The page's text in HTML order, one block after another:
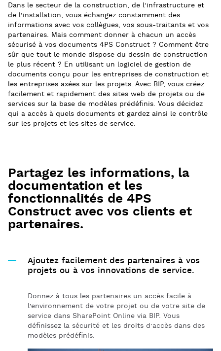
Dans le secteur de la construction, de l’infrastructure et
de l’installation, vous échangez constamment des
informations avec vos collègues, vos sous-traitants et vos
partenaires. Mais comment donner à chacun un accès
sécurisé à vos documents 4PS Construct ? Comment être
sûr que tout le monde dispose du dessin de construction
le plus récent ? En utilisant un logiciel de gestion de
documents conçu pour les entreprises de construction et
les entreprises axées sur les projets. Avec BIP, vous créez
facilement et rapidement des sites web de projets ou de
services sur la base de modèles prédéfinis. Vous décidez
qui a accès à quels documents et gardez ainsi le contrôle
sur les projets et les sites de service.
Partagez les informations, la
documentation et les
fonctionnalités de 4PS
Construct avec vos clients et
partenaires.
Ajoutez facilement des partenaires à vos
projets ou à vos innovations de service.
Donnez à tous les partenaires un accès facile à
l’environnement de votre projet ou de votre site de
service dans SharePoint Online via BIP. Vous
définissez la sécurité et les droits d’accès dans des
modèles prédéfinis.